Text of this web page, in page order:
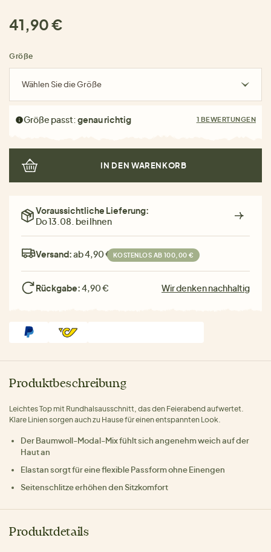
41,90 €
Größe
Wählen Sie die Größe
Größe passt:genau richtig 1 BEWERTUNGEN
IN DEN WARENKORB
Voraussichtliche Lieferung:
Do 13.08. bei Ihnen
Versand:ab 4,90 € KOSTENLOS AB 100,00 €
Rückgabe:4,90 € Wir denken nachhaltig
Produktbeschreibung
Leichtes Top mit Rundhalsausschnitt, das den Feierabend aufwertet.
Klare Linien sorgen auch zu Hause für einen entspannten Look.
Der Baumwoll-Modal-Mix fühlt sich angenehm weich auf der
Haut an
Elastan sorgt für eine flexible Passform ohne Einengen
Seitenschlitze erhöhen den Sitzkomfort
Produktdetails